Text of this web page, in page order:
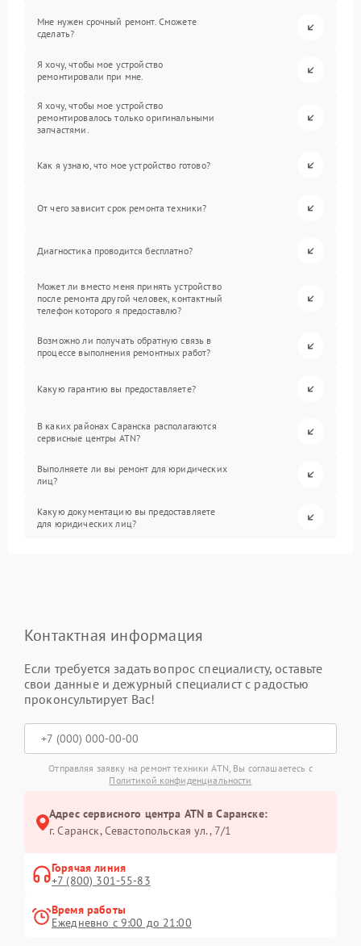
Мне нужен срочный ремонт. Сможете
сделать?
Я хочу, чтобы мое устройство
ремонтировали при мне.
Я хочу, чтобы мое устройство
ремонтировалось только оригинальными
запчастями.
Как я узнаю, что мое устройство готово?
От чего зависит срок ремонта техники?
Диагностика проводится бесплатно?
Может ли вместо меня принять устройство
после ремонта другой человек, контактный
телефон которого я предоставлю?
Возможно ли получать обратную связь в
процессе выполнения ремонтных работ?
Какую гарантию вы предоставляете?
В каких районах Саранска располагаются
сервисные центры ATN?
Выполняете ли вы ремонт для юридических
лиц?
Какую документацию вы предоставляете
для юридических лиц?
Контактная информация
Если требуется задать вопрос специалисту, оставьте
свои данные и дежурный специалист с радостью
проконсультирует Вас!
Отправляя заявку на ремонт техники ATN, Вы соглашаетесь с
Политикой конфиденциальности
Адрес сервисного центра ATN в Саранске:
г. Саранск, Севастопольская ул., 7/1
Горячая линия
+7 (800) 301-55-83
Время работы
Ежедневно с 9:00 до 21:00